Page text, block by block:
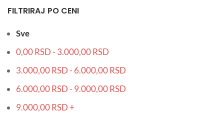
FILTRIRAJ PO CENI
Sve
0,00RSD- 3.000,00RSD
3.000,00RSD- 6.000,00RSD
6.000,00RSD- 9.000,00RSD
9.000,00RSD+